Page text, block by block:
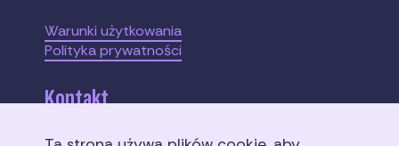
Warunki użytkowania
Polityka prywatności
Kontakt